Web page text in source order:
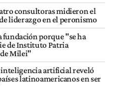
consultoras midieron el
liderazgo en el peronismo
fundación porque "se ha
de Instituto Patria
Milei"
artificial reveló
latinoamericanos en ser